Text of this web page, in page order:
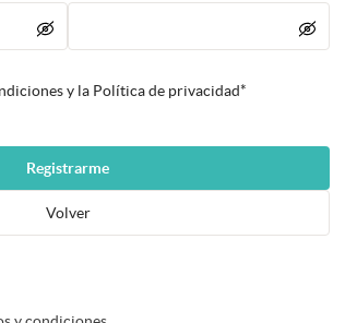
y la Política de privacidad*
Registrarme
Volver